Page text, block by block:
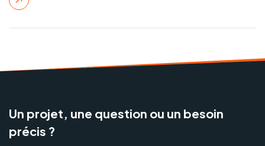
Un projet, une question ou un besoin
précis ?